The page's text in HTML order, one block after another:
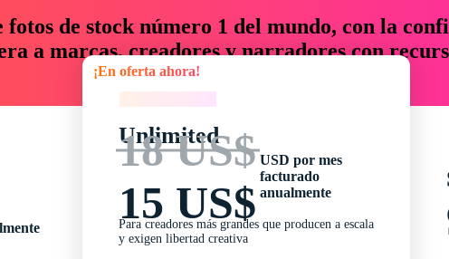
fotos de stock número 1 del mundo, con la
a marcas, creadores y narradores con
un 76 % en tiempo y presupuesto.
¡En oferta ahora!
Unlimited
18 US$
15 US$
USD por mes
facturado
anualmente
Para creadores más grandes que producen a escala
y exigen libertad creativa